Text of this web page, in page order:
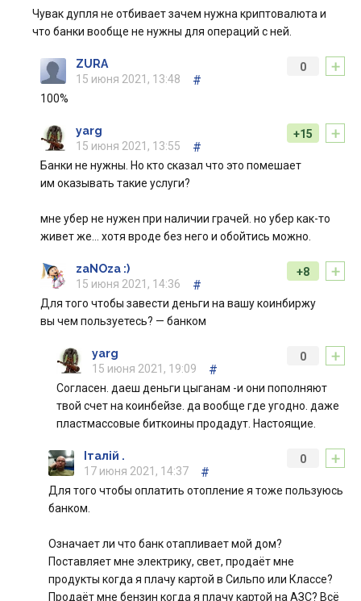
Чувак дупля не отбивает зачем нужна криптовалюта и
что банки вообще не нужны для операций с ней.
+
0
ZURA
15 июня 2021, 13:48
#
100%
+
+15
yarg
15 июня 2021, 13:55
#
Банки не нужны. Но кто сказал что это помешает
им оказывать такие услуги?
мне убер не нужен при наличии грачей. но убер как-то
живет же… хотя вроде без него и обойтись можно.
+
+8
zaNOza :)
15 июня 2021, 14:36
#
Для того чтобы завести деньги на вашу коинбиржу
вы чем пользуетесь? — банком
+
0
yarg
15 июня 2021, 19:09
#
Согласен. даеш деньги цыганам -и они пополняют
твой счет на коинбейзе. да вообще где угодно. даже
пластмассовые биткоины продадут. Настоящие.
+
0
Італій .
17 июня 2021, 14:37
#
Для того чтобы оплатить отопление я тоже пользуюсь
банком.
Означает ли что банк отапливает мой дом?
Поставляет мне электрику, свет, продаёт мне
продукты когда я плачу картой в Сильпо или Классе?
Продаёт мне бензин когда я плачу картой на АЗС? Всё